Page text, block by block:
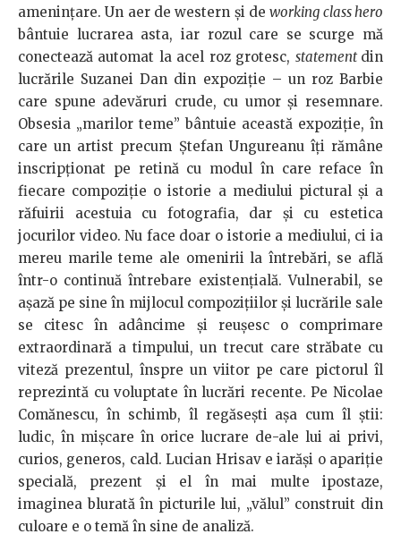
amenințare. Un aer de western și deworking class hero
bântuie lucrarea asta, iar rozul care se scurge mă
conectează automat la acel roz grotesc, statement din
lucrările Suzanei Dan din expoziție – un roz Barbie
care spune adevăruri crude, cu umor și resemnare.
Obsesia „marilor teme” bântuie această expoziție, în
care un artist precum Ștefan Ungureanu îți rămâne
inscripționat pe retină cu modul în care reface în
fiecare compoziție o istorie a mediului pictural și a
răfuirii acestuia cu fotografia, dar și cu estetica
jocurilor video. Nu face doar o istorie a mediului, ci ia
mereu marile teme ale omenirii la întrebări, se află
într-o continuă întrebare existențială. Vulnerabil, se
așază pe sine în mijlocul compozițiilor și lucrările sale
se citesc în adâncime și reușesc o comprimare
extraordinară a timpului, un trecut care străbate cu
viteză prezentul, înspre un viitor pe care pictorul îl
reprezintă cu voluptate în lucrări recente. Pe Nicolae
Comănescu, în schimb, îl regăsești așa cum îl știi:
ludic, în mișcare în orice lucrare de-ale lui ai privi,
curios, generos, cald. Lucian Hrisav e iarăși o apariție
specială, prezent și el în mai multe ipostaze,
imaginea blurată în picturile lui, „vălul” construit din
culoare e o temă în sine de analiză.